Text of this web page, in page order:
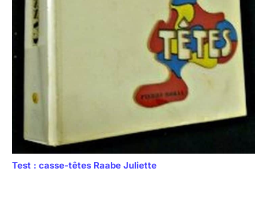
Test : casse-têtes Raabe Juliette